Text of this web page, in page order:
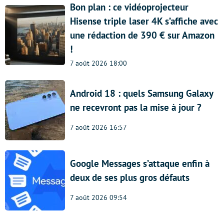
Bon plan : ce vidéoprojecteur
Hisense triple laser 4K s’affiche avec
une rédaction de 390 € sur Amazon
!
7 août 2026 18:00
Android 18 : quels Samsung Galaxy
ne recevront pas la mise à jour ?
7 août 2026 16:57
Google Messages s’attaque enfin à
deux de ses plus gros défauts
7 août 2026 09:54